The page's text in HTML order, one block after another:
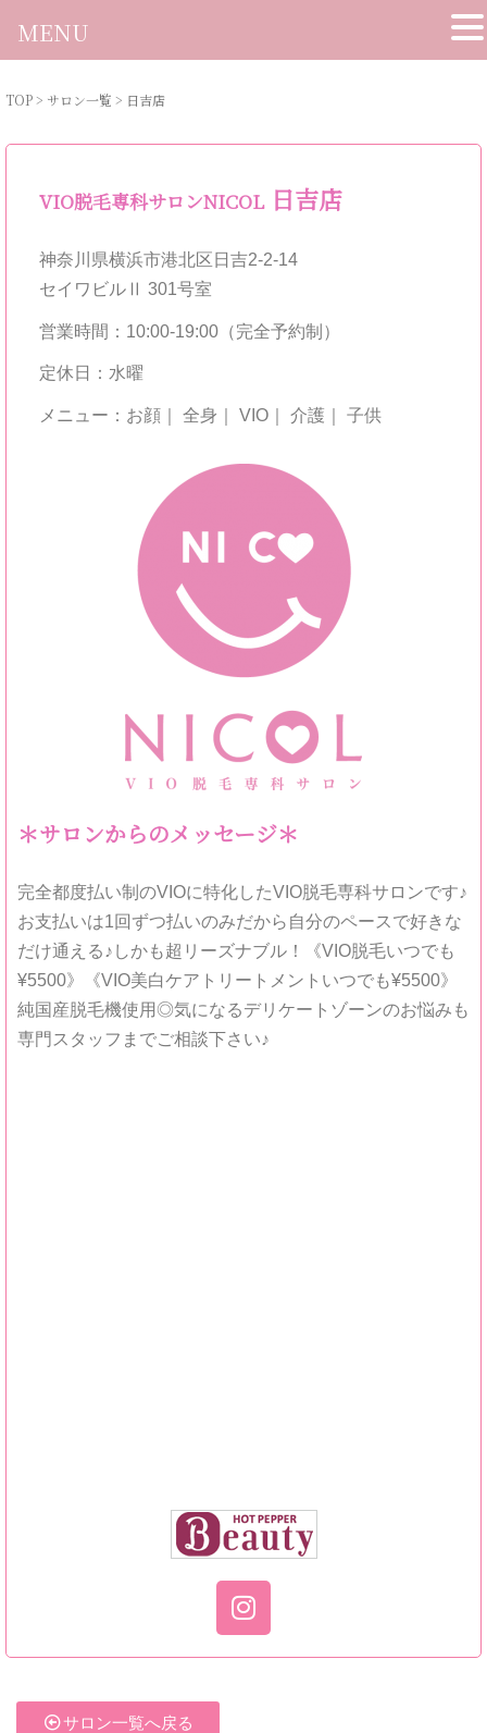
TOP> サロン一覧 > 日吉店
VIO脱毛専科サロンNICOL日吉店
神奈川県横浜市港北区日吉2-2-14
セイワビルⅡ 301号室
営業時間：10:00-19:00（完全予約制）
定休日：水曜
メニュー：お顔｜ 全身｜ VIO｜ 介護｜ 子供
＊サロンからのメッセージ＊
完全都度払い制のVIOに特化したVIO脱毛専科サロンです♪
お支払いは1回ずつ払いのみだから自分のペースで好きな
だけ通える♪しかも超リーズナブル！《VIO脱毛いつでも
¥5500》《VIO美白ケアトリートメントいつでも¥5500》
純国産脱毛機使用◎気になるデリケートゾーンのお悩みも
専門スタッフまでご相談下さい♪
サロン一覧へ戻る
MENU